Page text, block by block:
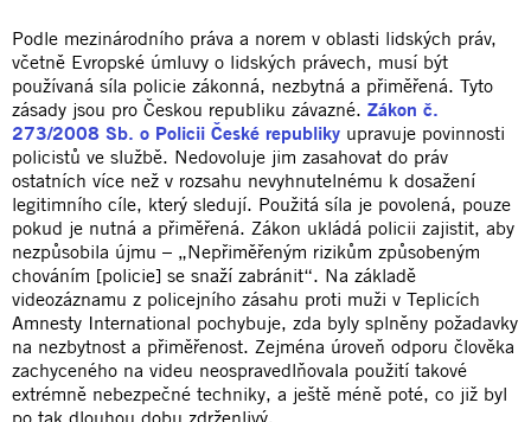
Podle mezinárodního práva a norem v oblasti lidských práv,
včetně Evropské úmluvy o lidských právech, musí být
používaná síla policie zákonná, nezbytná a přiměřená. Tyto
zásady jsou pro Českou republiku závazné. Zákon č.
273/2008 Sb. o Policii České republiky upravuje povinnosti
policistů ve službě. Nedovoluje jim zasahovat do práv
ostatních více než v rozsahu nevyhnutelnému k dosažení
legitimního cíle, který sledují. Použitá síla je povolená, pouze
pokud je nutná a přiměřená. Zákon ukládá policii zajistit, aby
nezpůsobila újmu – „Nepřiměřeným rizikům způsobeným
chováním [policie] se snaží zabránit“. Na základě
videozáznamu z policejního zásahu proti muži v Teplicích
Amnesty International pochybuje, zda byly splněny požadavky
na nezbytnost a přiměřenost. Zejména úroveň odporu člověka
zachyceného na videu neospravedlňovala použití takové
extrémně nebezpečné techniky, a ještě méně poté, co již byl